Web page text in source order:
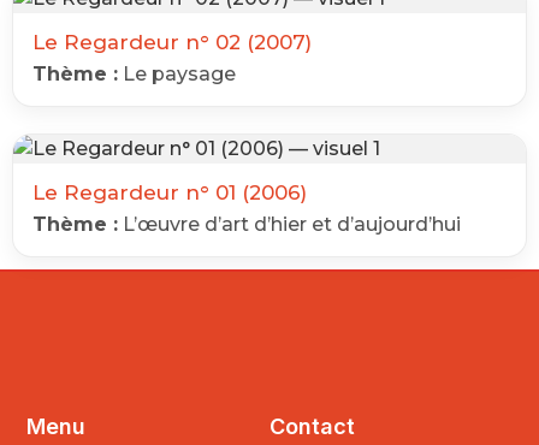
Le Regardeur n° 02 (2007)
Thème : Le paysage
Le Regardeur n° 01 (2006)
Thème : L’œuvre d’art d’hier et d’aujourd’hui
Menu Contact